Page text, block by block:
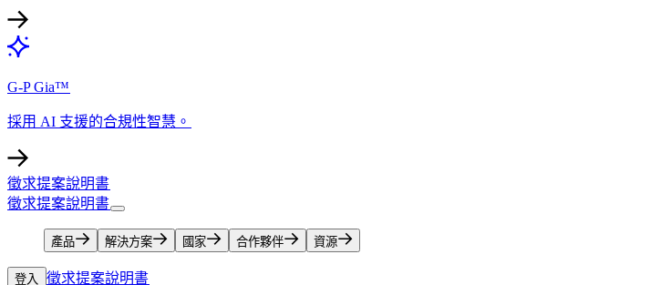
G-P Gia™​​
採用 AI 支援的合規性智慧。​​
徵求提案說明書​​
徵求提案說明書​​
產品​​ 解決方案​​ 國家​​ 合作夥伴​​ 資源​​
登入​​ 徵求提案說明書​​